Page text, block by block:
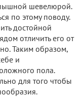
шевелюрой.
по этому поводу.
достойной
отличить его от
Таким образом,
и
пола.
для того чтобы